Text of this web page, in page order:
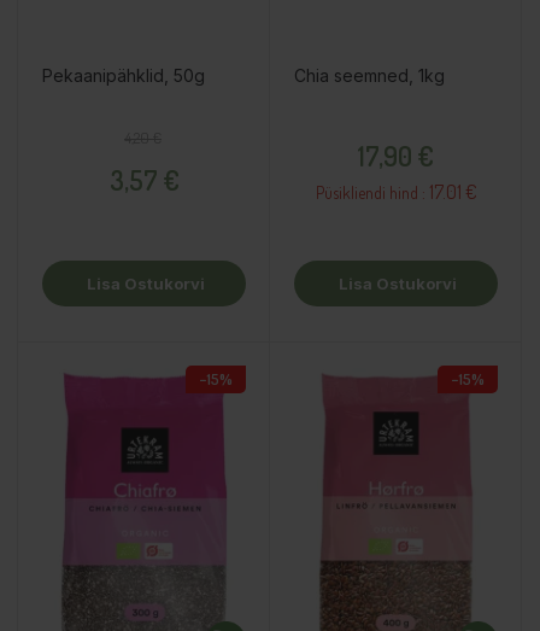
Pekaanipähklid, 50g
3,57 €
Lisa Ostukorvi
Chia seemned, 1kg
17,90 €
Püsikliendi hind : 17.01 €
Lisa Ostukorvi
−15% −15%